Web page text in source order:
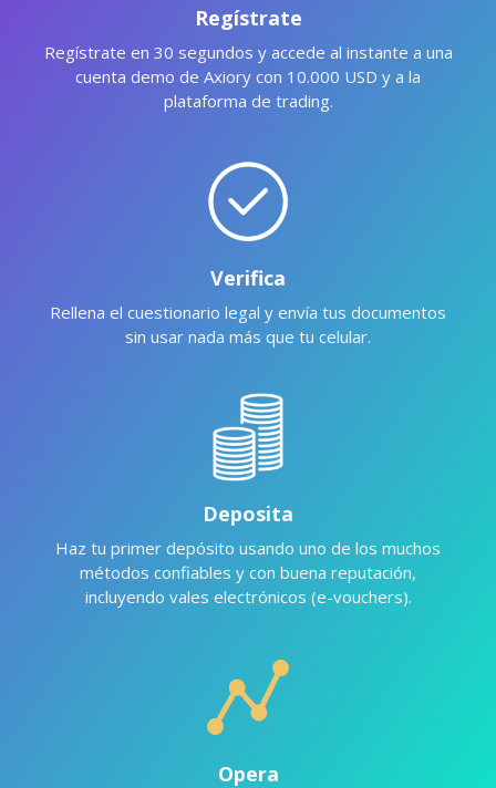
Regístrate
Regístrate en 30 segundos y accede al instante a una
cuenta demo de Axiory con 10.000 USD y a la
plataforma de trading.
Verifica
Rellena el cuestionario legal y envía tus documentos
sin usar nada más que tu celular.
Deposita
Haz tu primer depósito usando uno de los muchos
métodos confiables y con buena reputación,
incluyendo vales electrónicos (e-vouchers).
Opera